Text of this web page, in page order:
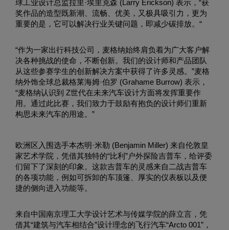
球工业设计总监拉里·埃里克森 (Larry Erickson) 表示，“获
奖作品的造型既新潮、流畅、优美，又极具吸引力，更为
重要的是，它可以解决行业关键问题，即减少碳排放。“
“作为一家出行科技公司，麦格纳始终肩负着为广大客户解
决各种挑战的使命，不断创新。我们的设计师和产品团队
从这些参赛学生的创新解决方案中获得了许多灵感。”麦格
纳外饰全球总裁格莱海姆·伯罗 (Grahame Burrow) 表示，
“麦格纳认识到 Z世代在未来汽车设计方面将发挥重要作
用。通过此比赛，我们致力于鼓励有抱负的设计师们重新
构思未来汽车的用途。”
欧洲区入围选手本杰明·米勒 (Benjamin Miller) 来自伦敦皇
家艺术学院，凭借其独特的“比利”户外探险吉普车，给评委
们留下了深刻的印象。这款吉普车的灵感来自二战吉普车
的各项功能，例如可拆卸的车顶篷、厚实的仪表板以及便
捷的侧向进入功能等。
来自中国南京理工大学设计艺术与传媒学院的薛立言，凭
借其“建筑与汽车相结合”设计理念的飞行汽车“Arcto 001”，